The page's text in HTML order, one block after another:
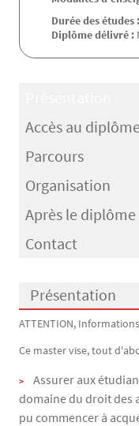
Durée des études :
Diplôme délivré :
Accès au diplôme
Parcours
Organisation
Après le diplôme
Contact
Présentation
Présentation
ATTENTION,
Ce master vise, tout
Assurer aux
domaine du droit des
pu commencer à